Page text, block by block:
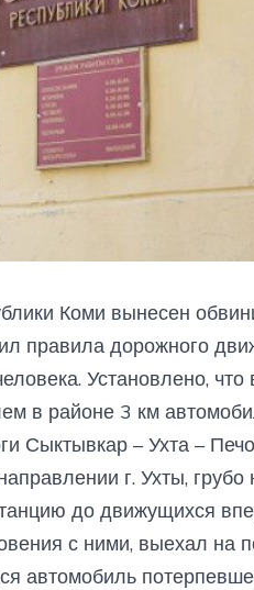
Коми вынесен
правила дорожного
Установлено,
в районе 3 км
Сыктывкар – Ухта –
г. Ухты,
до движущихся
с ними, выехал на
автомобиль